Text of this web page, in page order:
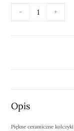
- +
Opis
Piękne ceramiczne kolczyki